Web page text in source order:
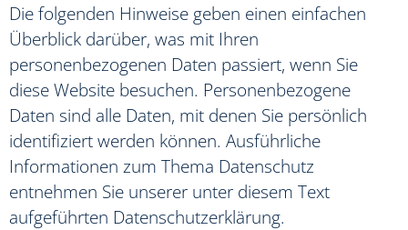
Die folgenden Hinweise geben einen einfachen
Überblick darüber, was mit Ihren
personenbezogenen Daten passiert, wenn Sie
diese Website besuchen. Personenbezogene
Daten sind alle Daten, mit denen Sie persönlich
identifiziert werden können. Ausführliche
Informationen zum Thema Datenschutz
entnehmen Sie unserer unter diesem Text
aufgeführten Datenschutzerklärung.